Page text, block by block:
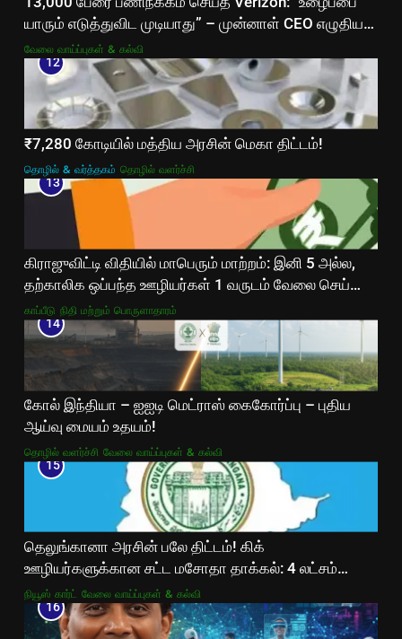
யாரும் எடுத்துவிட முடியாது” – முன்னாள் CEO எழுதிய
உருக்கமான கடிதம்!
வேலை வாய்ப்புகள் & கல்வி
12
₹7,280 கோடியில் மத்திய அரசின் மெகா திட்டம்!
தொழில் & வர்த்தகம் தொழில் வளர்ச்சி
13
கிராஜுவிட்டி விதியில் மாபெரும் மாற்றம்: இனி 5 அல்ல,
தற்காலிக ஒப்பந்த ஊழியர்கள் 1 வருடம் வேலை செய்தால்
போதும்!
காப்பீடு நிதி மற்றும் பொருளாதாரம்
14
கோல் இந்தியா – ஐஐடி மெட்ராஸ் கைகோர்ப்பு – புதிய
ஆய்வு மையம் உதயம்!
தொழில் வளர்ச்சி வேலை வாய்ப்புகள் & கல்வி
15
தெலுங்கானா அரசின் பலே திட்டம்! கிக்
ஊழியர்களுக்கான சட்ட மசோதா தாக்கல்: 4 லட்சம்
ஊழியர்களுக்கு சமூகப் பாதுகாப்பு உறுதி!
நியூஸ் கார்ட் வேலை வாய்ப்புகள் & கல்வி
16